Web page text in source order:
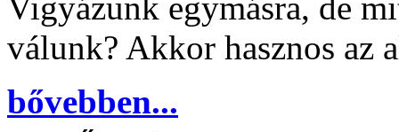
válunk? Akkor hasznos az
bővebben...